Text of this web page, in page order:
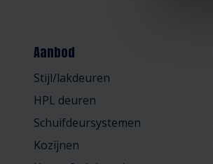
Aanbod
Stijl/lakdeuren
HPL deuren
Schuifdeursystemen
Kozijnen